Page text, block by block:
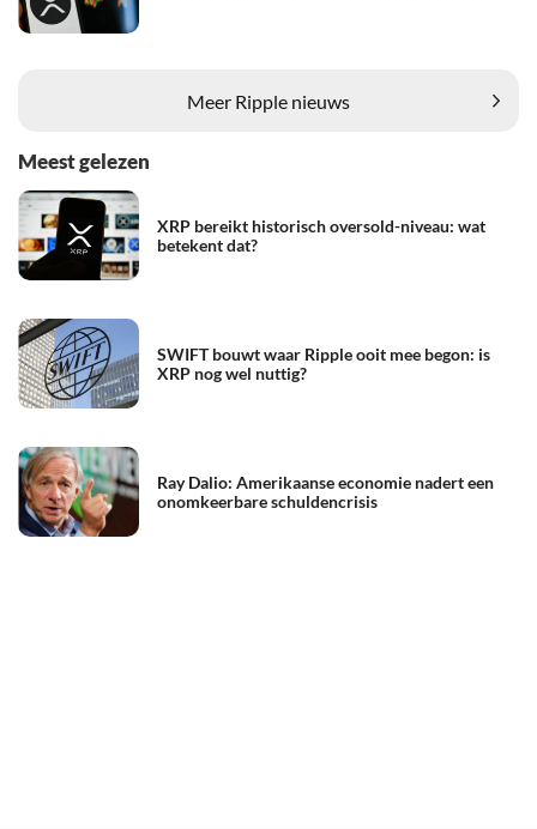
Meer Ripple nieuws
Meest gelezen
XRP bereikt historisch oversold-niveau: wat
betekent dat?
SWIFT bouwt waar Ripple ooit mee begon: is
XRP nog wel nuttig?
Ray Dalio: Amerikaanse economie nadert een
onomkeerbare schuldencrisis